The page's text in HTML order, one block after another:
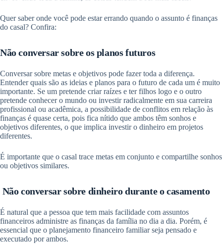
Quer saber onde você pode estar errando quando o assunto é finanças
do casal? Confira:
Não conversar sobre os planos futuros
Conversar sobre metas e objetivos pode fazer toda a diferença.
Entender quais são as ideias e planos para o futuro de cada um é muito
importante. Se um pretende criar raízes e ter filhos logo e o outro
pretende conhecer o mundo ou investir radicalmente em sua carreira
profissional ou acadêmica, a possibilidade de conflitos em relação às
finanças é quase certa, pois fica nítido que ambos têm sonhos e
objetivos diferentes, o que implica investir o dinheiro em projetos
diferentes.
É importante que o casal trace metas em conjunto e compartilhe sonhos
ou objetivos similares.
Não conversar sobre dinheiro durante o casamento
É natural que a pessoa que tem mais facilidade com assuntos
financeiros administre as finanças da família no dia a dia. Porém, é
essencial que o planejamento financeiro familiar seja pensado e
executado por ambos.